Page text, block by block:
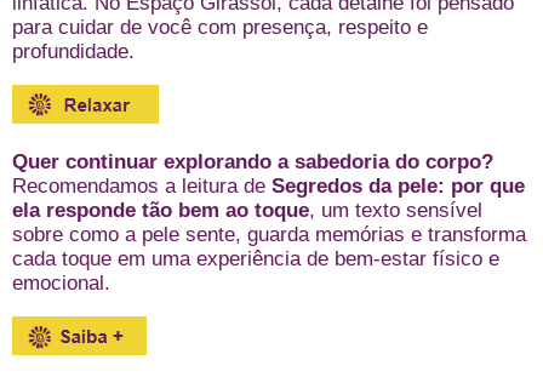
para cuidar de você com presença, respeito e
profundidade.
Quer continuar explorando a sabedoria do corpo?
Recomendamos a leitura de Segredos da pele: por que
ela responde tão bem ao toque, um texto sensível
sobre como a pele sente, guarda memórias e transforma
cada toque em uma experiência de bem-estar físico e
emocional.